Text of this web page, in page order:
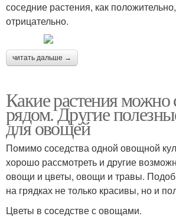
соседние растения, как
отрицательно.
читать дальше →
Какие растения можно
рядом. Другие
для овощей
Помимо соседства одной овощной
хорошо рассмотреть и другие
овощи и цветы, овощи и травы.
на грядках не только красивы, но и
Цветы в соседстве с овощами.